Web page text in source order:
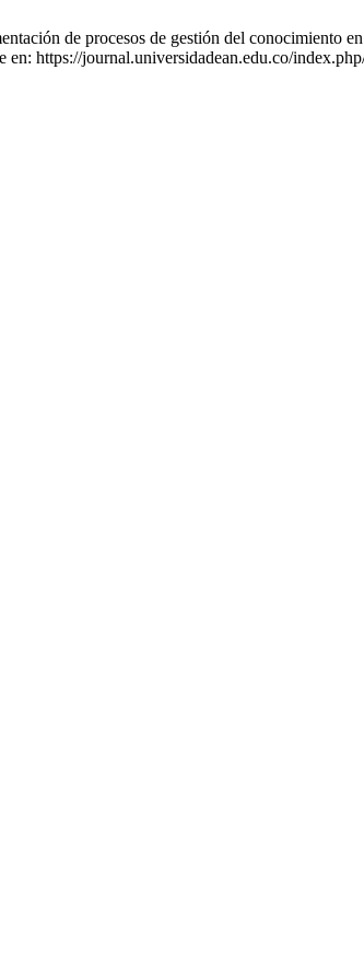
de procesos de gestión del conocimiento
https://journal.universidadean.edu.co/